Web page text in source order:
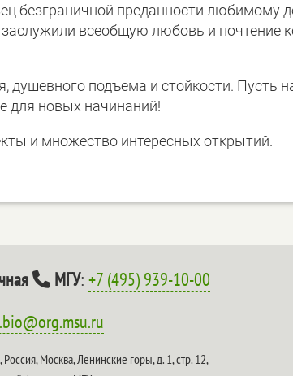
безграничной преданности любимому
всеобщую любовь и почтение
подъема и стойкости. Пусть
для новых начинаний!
и множество интересных открытий.
МГУ:+7 (495) 939-10-00
Россия, Москва, Ленинские горы, д. 1, стр. 12,